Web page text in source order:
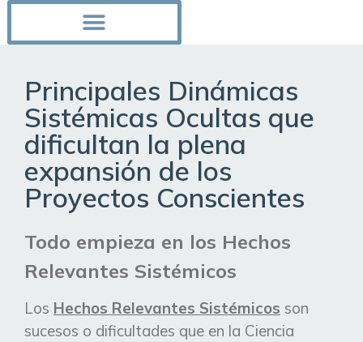
Principales Dinámicas
Sistémicas Ocultas que
dificultan la plena
expansión de los
Proyectos Conscientes
Todo empieza en los Hechos
Relevantes Sistémicos
Los Hechos Relevantes Sistémicos son
sucesos o dificultades que en la Ciencia